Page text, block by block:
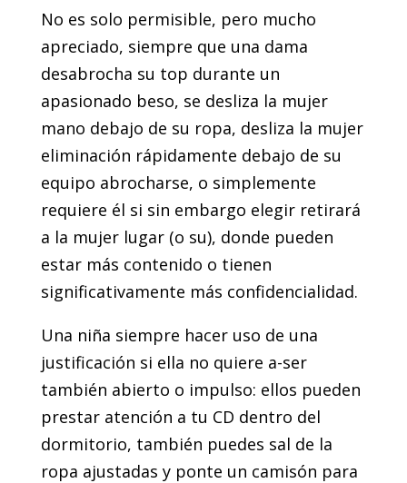
No es solo permisible, pero mucho
apreciado, siempre que una dama
desabrocha su top durante un
apasionado beso, se desliza la mujer
mano debajo de su ropa, desliza la mujer
eliminación rápidamente debajo de su
equipo abrocharse, o simplemente
requiere él si sin embargo elegir retirará
a la mujer lugar (o su), donde pueden
estar más contenido o tienen
significativamente más confidencialidad.
Una niña siempre hacer uso de una
justificación si ella no quiere a-ser
también abierto o impulso: ellos pueden
prestar atención a tu CD dentro del
dormitorio, también puedes sal de la
ropa ajustadas y ponte un camisón para